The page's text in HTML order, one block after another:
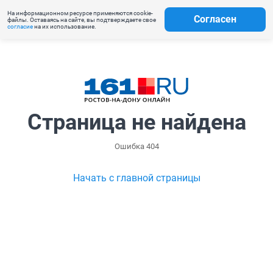
На информационном ресурсе применяются cookie-
файлы. Оставаясь на сайте, вы подтверждаете свое
согласиена их использование.
Согласен
Страница не найдена
Ошибка 404
Начать с главной страницы